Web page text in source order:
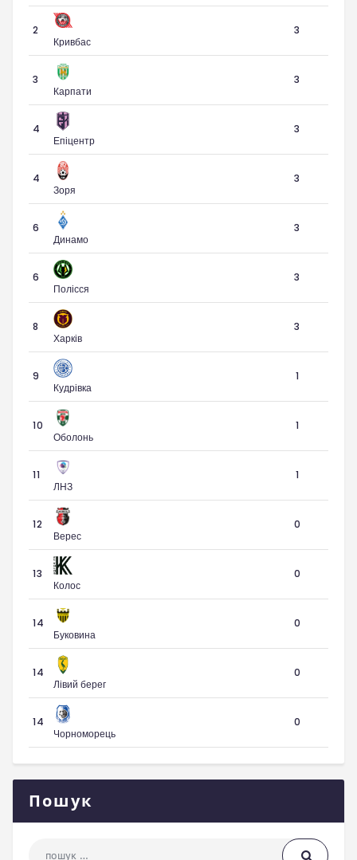
2
Кривбас
3
3
Карпати
3
4
Епіцентр
3
4
Зоря
3
6
Динамо
3
6
Полісся
3
8
Харків
3
9
Кудрівка
1
10
Оболонь
1
11
ЛНЗ
1
12
Верес
0
13
Колос
0
14
Буковина
0
14
Лівий берег
0
14
Чорноморець
0
Пошук